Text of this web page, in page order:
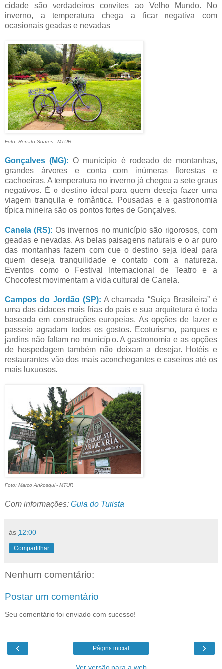
cidade são verdadeiros convites ao Velho Mundo. No
inverno, a temperatura chega a ficar negativa com
ocasionais geadas e nevadas.
Foto: Renato Soares - MTUR
Gonçalves (MG): O município é rodeado de montanhas,
grandes árvores e conta com inúmeras florestas e
cachoeiras. A temperatura no inverno já chegou a sete graus
negativos. É o destino ideal para quem deseja fazer uma
viagem tranquila e romântica. Pousadas e a gastronomia
típica mineira são os pontos fortes de Gonçalves.
Canela (RS): Os invernos no município são rigorosos, com
geadas e nevadas. As belas paisagens naturais e o ar puro
das montanhas fazem com que o destino seja ideal para
quem deseja tranquilidade e contato com a natureza.
Eventos como o Festival Internacional de Teatro e a
Chocofest movimentam a vida cultural de Canela.
Campos do Jordão (SP): A chamada “Suíça Brasileira” é
uma das cidades mais frias do país e sua arquitetura é toda
baseada em construções europeias. As opções de lazer e
passeio agradam todos os gostos. Ecoturismo, parques e
jardins não faltam no município. A gastronomia e as opções
de hospedagem também não deixam a desejar. Hotéis e
restaurantes vão dos mais aconchegantes e caseiros até os
mais luxuosos.
Foto: Marco Ankosqui - MTUR
Com informações: Guia do Turista
às 12:00
Compartilhar
Nenhum comentário:
Postar um comentário
Seu comentário foi enviado com sucesso!
‹ ›
Página inicial
Ver versão para a web